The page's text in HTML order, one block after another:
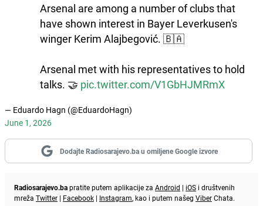
Arsenal are among a number of clubs that
have shown interest in Bayer Leverkusen's
winger Kerim Alajbegović. 🇧🇦
Arsenal met with his representatives to hold
talks. 🤝 pic.twitter.com/V1GbHJMRmX
— Eduardo Hagn (@EduardoHagn)
June 1, 2026
Dodajte Radiosarajevo.ba u omiljene Google izvore
Radiosarajevo.bapratite putem aplikacije za Android | iOS i društvenih
mreža Twitter | Facebook | Instagram, kao i putem našeg ViberChata.